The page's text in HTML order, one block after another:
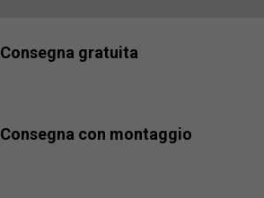
Consegna gratuita
Consegna con montaggio